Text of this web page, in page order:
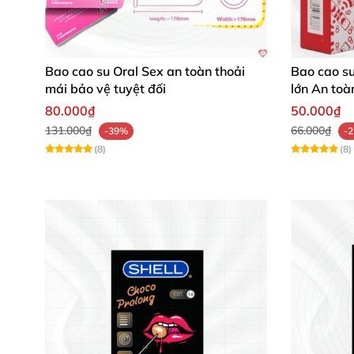
Quy cách
Bảo quản
Xé nhẹ góc bao cao su, bóp ra hết không
bao rồi rút nhẹ tránh làm tràn tinh dịch, rồi
Phản hồi từ khách hàng sử dụng
Bao cao su Oral Sex an toàn thoải
mái bảo vệ tuyệt đối
80.000₫
131.000₫
-39%
(8)
Bao cao
lớn An
50.000₫
66.000₫
-
(8)